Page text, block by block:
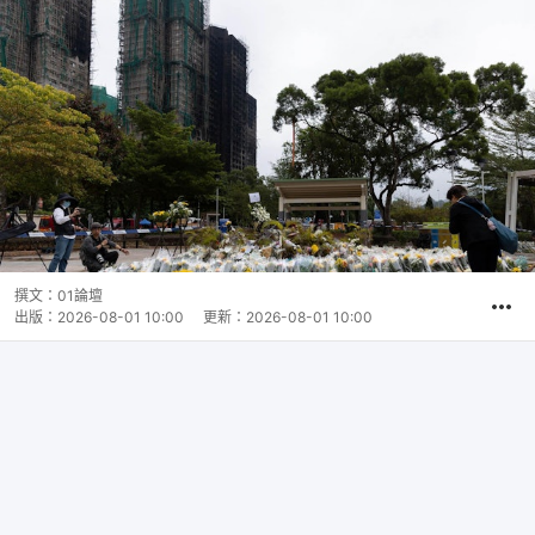
撰文： 01論壇
出版： 2026-08-01 10:00 更新： 2026-08-01 10:00